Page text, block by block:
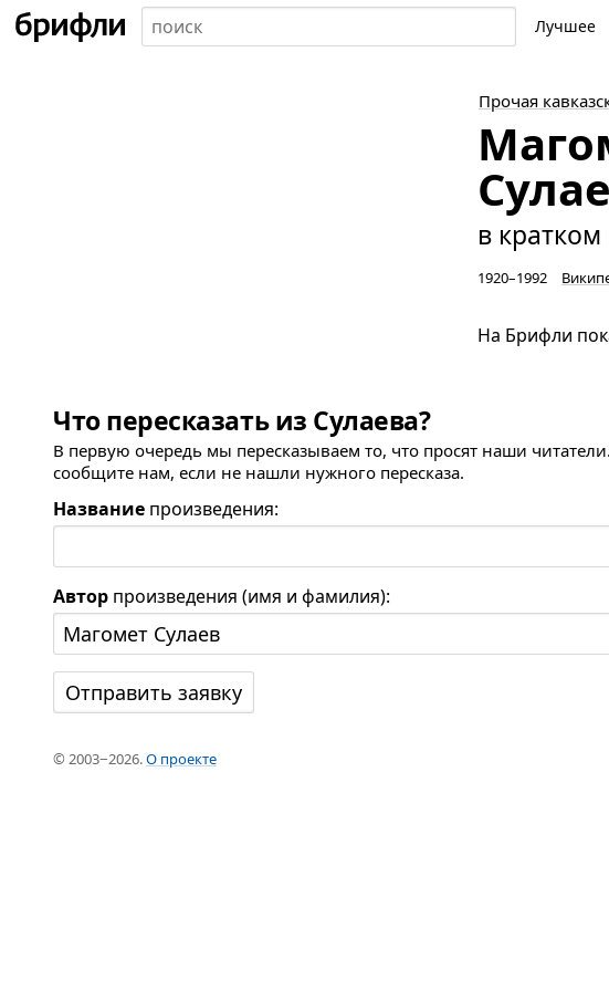
Лучшее
Прочая
в
1920–1992
На Брифли
Что пересказать из Сулаева?
В первую очередь мы пересказываем то, что просят наши
сообщите нам, если не нашли нужного пересказа.
Название произведения:
Автор произведения (имя и фамилия):
© 2003−2026.О проекте